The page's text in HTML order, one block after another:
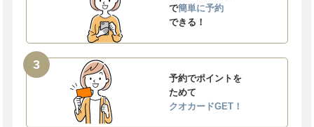
で簡単に予約
できる！
3
予約でポイントを
ためて
クオカードGET！